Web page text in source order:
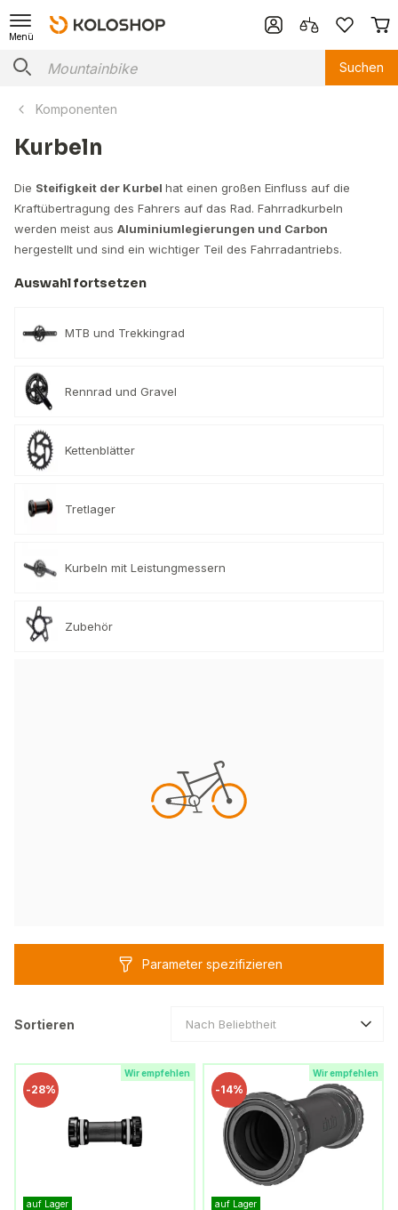
Menü
Suchen
Komponenten
Kurbeln
Die Steifigkeit der Kurbel hat einen großen Einfluss auf die
Kraftübertragung des Fahrers auf das Rad. Fahrradkurbeln
werden meist aus Aluminiumlegierungen und Carbon
hergestellt und sind ein wichtiger Teil des Fahrradantriebs.
Auswahl fortsetzen
MTB und Trekkingrad
Rennrad und Gravel
Kettenblätter
Tretlager
Kurbeln mit Leistungmessern
Zubehör
Parameter spezifizieren
Sortieren Nach Beliebtheit
Wir empfehlen
-28%
auf Lager
Wir empfehlen
-14%
auf Lager